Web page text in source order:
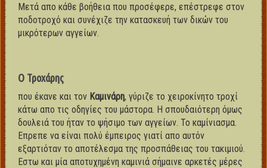
Μετά απο κάθε βοήθεια που προσέφερε, επέστρεφε στον
ποδοτροχό και συνέχιζε την κατασκευή των δικών του
μικρότερων αγγείων.
Ο Τροχάρης
που έκανε και τον Kαμινάρη, γύριζε το χειροκίνητο τροχί
κάτω απο τις οδηγίες του μάστορα. Η σπουδαιότερη όμως
δουλειά του ήταν το ψήσιμο των αγγείων. Το καμίνιασμα.
Επρεπε να είναι πολύ έμπειρος γιατί απο αυτόν
εξαρτιόταν το αποτέλεσμα της προσπάθειας του τακιμιού.
Εστω και μία αποτυχημένη καμινιά σήμαινε αρκετές μέρες